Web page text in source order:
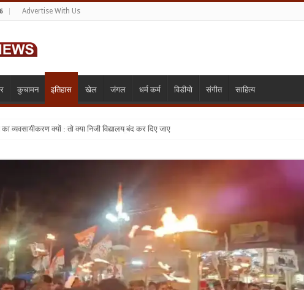
Advertise With Us
कुचामन इतिहास खेल जंगल धर्म कर्म विडीयो संगीत साहित्य
का व्यवसायीकरण क्यों : तो क्या निजी विद्यालय बंद कर दिए जाए